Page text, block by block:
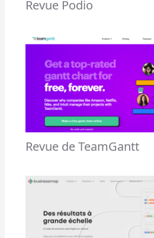
Revue Podio
Revue de TeamGantt